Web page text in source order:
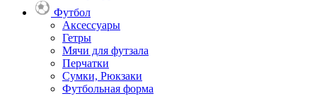
Футбол
Аксессуары
Гетры
Мячи для футзала
Перчатки
Сумки, Рюкзаки
Футбольная форма